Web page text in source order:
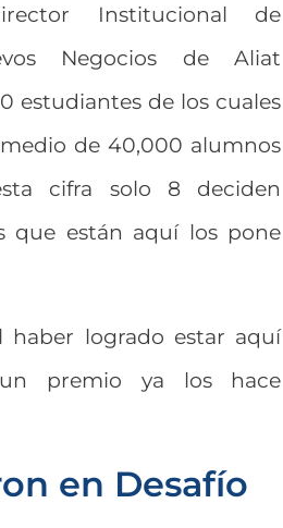
Institucional de
Negocios de Aliat
estudiantes de los cuales
de 40,000 alumnos
cifra solo 8 deciden
que están aquí los pone
haber logrado estar aquí
premio ya los hace
en Desafío